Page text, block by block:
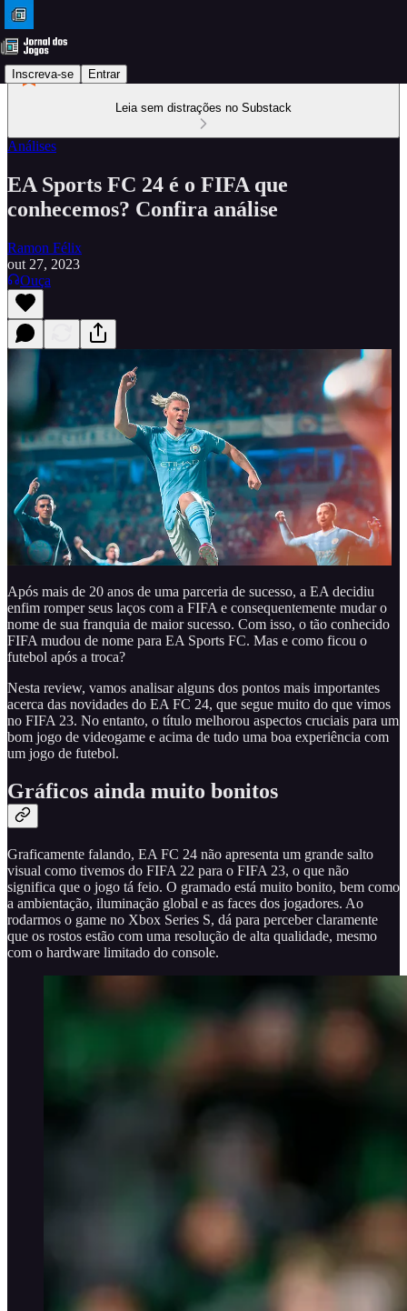
Inscreva-se Entrar
Leia sem distrações no Substack
Análises
EA Sports FC 24 é o FIFA que
conhecemos? Confira análise
Ramon Félix
out 27, 2023
Ouça
Após mais de 20 anos de uma parceria de sucesso, a EA decidiu
enfim romper seus laços com a FIFA e consequentemente mudar o
nome de sua franquia de maior sucesso. Com isso, o tão conhecido
FIFA mudou de nome para EA Sports FC. Mas e como ficou o
futebol após a troca?
Nesta review, vamos analisar alguns dos pontos mais importantes
acerca das novidades do EA FC 24, que segue muito do que vimos
no FIFA 23. No entanto, o título melhorou aspectos cruciais para um
bom jogo de videogame e acima de tudo uma boa experiência com
um jogo de futebol.
Gráficos ainda muito bonitos
Graficamente falando, EA FC 24 não apresenta um grande salto
visual como tivemos do FIFA 22 para o FIFA 23, o que não
significa que o jogo tá feio. O gramado está muito bonito, bem como
a ambientação, iluminação global e as faces dos jogadores. Ao
rodarmos o game no Xbox Series S, dá para perceber claramente
que os rostos estão com uma resolução de alta qualidade, mesmo
com o hardware limitado do console.